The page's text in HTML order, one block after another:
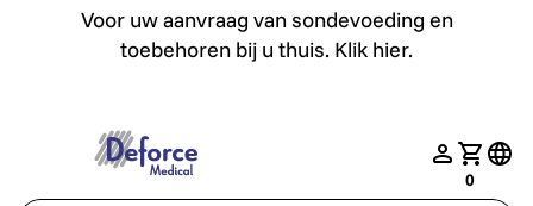
Voor uw aanvraag van sondevoeding en
toebehoren bij u thuis. Klik hier.
Voor uw aanvraag van sondevoeding en toebehoren bij
nav.login
Jouw
0
deforce.togglemenu